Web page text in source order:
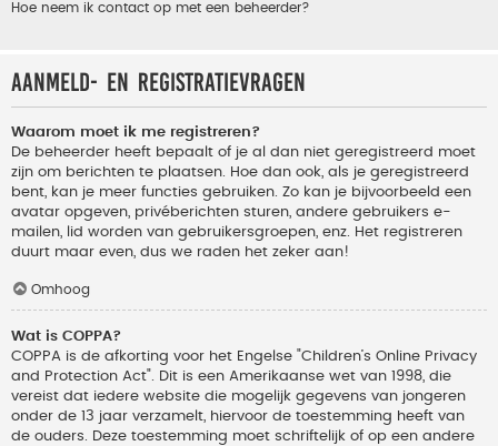
Hoe neem ik contact op met een beheerder?
Aanmeld- en registratievragen
Waarom moet ik me registreren?
De beheerder heeft bepaalt of je al dan niet geregistreerd moet
zijn om berichten te plaatsen. Hoe dan ook, als je geregistreerd
bent, kan je meer functies gebruiken. Zo kan je bijvoorbeeld een
avatar opgeven, privéberichten sturen, andere gebruikers e-
mailen, lid worden van gebruikersgroepen, enz. Het registreren
duurt maar even, dus we raden het zeker aan!
Omhoog
Wat is COPPA?
COPPA is de afkorting voor het Engelse "Children’s Online Privacy
and Protection Act". Dit is een Amerikaanse wet van 1998, die
vereist dat iedere website die mogelijk gegevens van jongeren
onder de 13 jaar verzamelt, hiervoor de toestemming heeft van
de ouders. Deze toestemming moet schriftelijk of op een andere